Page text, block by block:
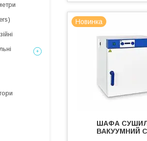
Новинка
ШАФА
ВАКУУМНИЙ